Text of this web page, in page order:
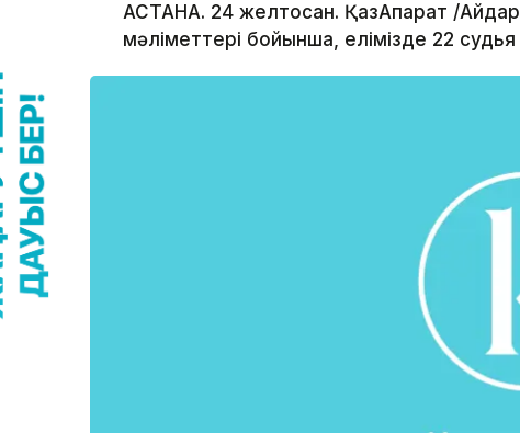
АСТАНА. 24 желтоқсан. ҚазАқпарат /
мәліметтері бойынша, елімізде 22 судья